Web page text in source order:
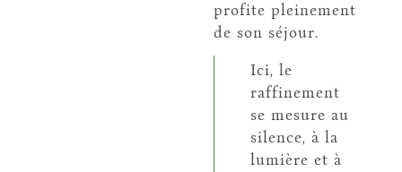
profite pleinement
de son séjour.
Ici, le
raffinement
se mesure au
silence, à la
lumière et à